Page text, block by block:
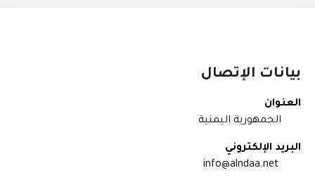
بيانات الإتصال
العنوان
الجمهورية اليمنية
البريد الإلكتروني
info@alndaa.net